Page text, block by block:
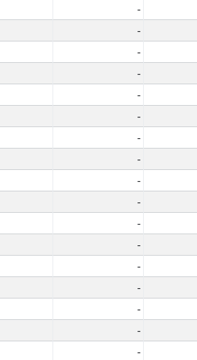
-
-
-
-
-
-
-
-
-
-
-
-
-
-
-
-
-